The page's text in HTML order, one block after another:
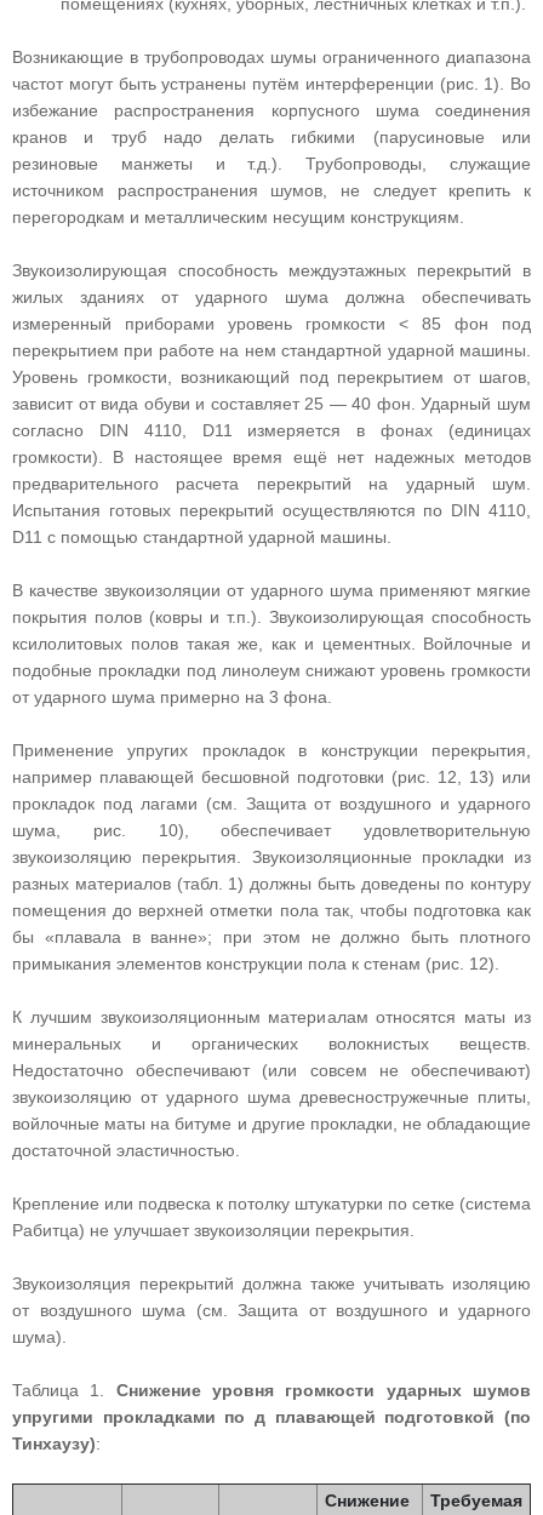
Возникающие в трубопроводах шумы ограниченного диапазона
частот могут быть устранены путём интерференции (рис. 1). Во
избежание распространения корпусного шума соединения
кранов и труб надо делать гибкими (парусиновые или
резиновые манжеты и т.д.). Трубопроводы, служащие
источником распространения шумов, не следует крепить к
перегородкам и металлическим несущим конструкциям.
Звукоизолирующая способность междуэтажных перекрытий в
жилых зданиях от ударного шума должна обеспечивать
измеренный приборами уровень громкости < 85 фон под
перекрытием при работе на нем стандартной ударной машины.
Уровень громкости, возникающий под перекрытием от шагов,
зависит от вида обуви и составляет 25 — 40 фон. Ударный шум
согласно DIN 4110, D11 измеряется в фонах (единицах
громкости). В настоящее время ещё нет надежных методов
предварительного расчета перекрытий на ударный шум.
Испытания готовых перекрытий осуществляются по DIN 4110,
D11 с помощью стандартной ударной машины.
В качестве звукоизоляции от ударного шума применяют мягкие
покрытия полов (ковры и т.п.). Звукоизолирующая способность
ксилолитовых полов такая же, как и цементных. Войлочные и
подобные прокладки под линолеум снижают уровень громкости
от ударного шума примерно на 3 фона.
Применение упругих прокладок в конструкции перекрытия,
например плавающей бесшовной подготовки (рис. 12, 13) или
прокладок под лагами (см. Защита от воздушного и ударного
шума, рис. 10), обеспечивает удовлетворительную
звукоизоляцию перекрытия. Звукоизоляционные прокладки из
разных материалов (табл. 1) должны быть доведены по контуру
помещения до верхней отметки пола так, чтобы подготовка как
бы «плавала в ванне»; при этом не должно быть плотного
примыкания элементов конструкции пола к стенам (рис. 12).
К лучшим звукоизоляционным материалам относятся маты из
минеральных и органических волокнистых веществ.
Недостаточно обеспечивают (или совсем не обеспечивают)
звукоизоляцию от ударного шума древесностружечные плиты,
войлочные маты на битуме и другие прокладки, не обладающие
достаточной эластичностью.
Крепление или подвеска к потолку штукатурки по сетке (система
Рабитца) не улучшает звукоизоляции перекрытия.
Звукоизоляция перекрытий должна также учитывать изоляцию
от воздушного шума (см. Защита от воздушного и ударного
шума).
Таблица 1.
Снижение уровня громкости ударных шумов
упругими прокладками по д плавающей подготовкой (по
Тинхаузу):
Снижение
Требуемая